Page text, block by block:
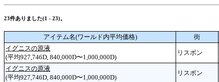
23件ありました(1 - 23)。
アイテム名(ワールド内平均価格) 街
イグニスの原液
(平均927,746D, 840,000D〜1,000,000D)
リスボン
イグニスの原液
(平均927,746D, 840,000D〜1,000,000D)
リスボン